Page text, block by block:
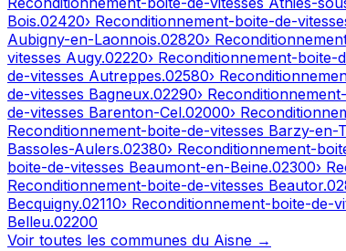
Bois.02420› Reconditionnement-boite-de-
Aubigny-en-Laonnois.02820›
vitesses Augy.02220› Reconditionnement-boite-
de-vitesses Autreppes.02580›
de-vitesses Bagneux.02290›
de-vitesses Barenton-Cel.02000›
Reconditionnement-boite-de-vitesses Barzy-en-
Bassoles-Aulers.02380› Reconditionnement-
boite-de-vitesses Beaumont-en-Beine.02300›
Reconditionnement-boite-de-vitesses Beautor.
Becquigny.02110› Reconditionnement-boite-de-
Belleu.02200
Voir toutes les communes du Aisne →